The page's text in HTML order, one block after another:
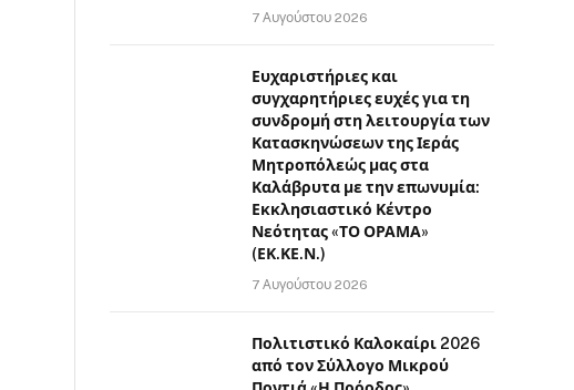
7 Αυγούστου 2026
Ευχαριστήριες και
συγχαρητήριες ευχές για τη
συνδρομή στη λειτουργία των
Κατασκηνώσεων της Ιεράς
Μητροπόλεώς μας στα
Καλάβρυτα με την επωνυμία:
Εκκλησιαστικό Κέντρο
Νεότητας «ΤΟ ΟΡΑΜΑ»
(ΕΚ.ΚΕ.Ν.)
7 Αυγούστου 2026
Πολιτιστικό Καλοκαίρι 2026
από τον Σύλλογο Μικρού